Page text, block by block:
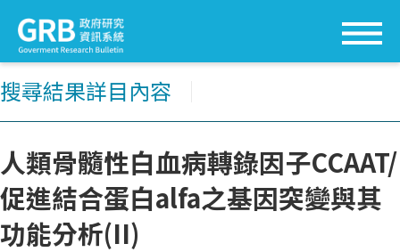
搜尋結果詳目內容
人類骨髓性白血病轉錄因子CCAAT/
促進結合蛋白alfa之基因突變與其
功能分析(II)